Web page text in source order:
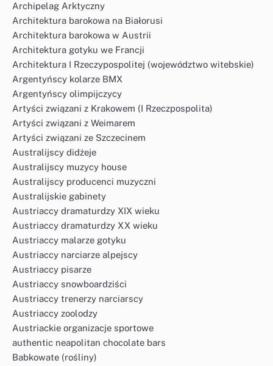
Archipelag Arktyczny
Architektura barokowa na Białorusi
Architektura barokowa w Austrii
Architektura gotyku we Francji
Architektura I Rzeczypospolitej (województwo witebskie)
Argentyńscy kolarze BMX
Argentyńscy olimpijczycy
Artyści związani z Krakowem (I Rzeczpospolita)
Artyści związani z Weimarem
Artyści związani ze Szczecinem
Australijscy didżeje
Australijscy muzycy house
Australijscy producenci muzyczni
Australijskie gabinety
Austriaccy dramaturdzy XIX wieku
Austriaccy dramaturdzy XX wieku
Austriaccy malarze gotyku
Austriaccy narciarze alpejscy
Austriaccy pisarze
Austriaccy snowboardziści
Austriaccy trenerzy narciarscy
Austriaccy zoolodzy
Austriackie organizacje sportowe
authentic neapolitan chocolate bars
Babkowate (rośliny)